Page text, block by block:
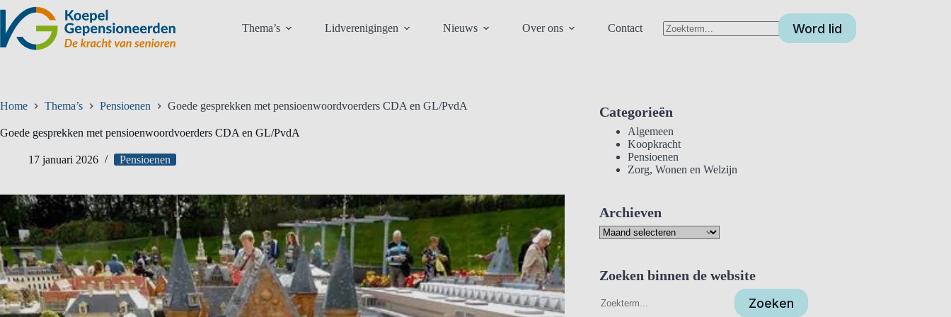
naar
de
inhoud
Thema’s Lidverenigingen Nieuws Over ons
Contact
Word lid
Home Thema’s Pensioenen Goede gesprekken met pensioenwoordvoerders CDA en GL/PvdA
Goede gesprekken met pensioenwoordvoerders CDA en GL/PvdA
17 januari 2026 Pensioenen
Categorieën
Algemeen
Koopkracht
Pensioenen
Zorg, Wonen en Welzijn
Archieven
Archief
Zoeken binnen de website
binnen
Zoeken